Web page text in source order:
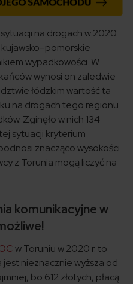
na drogach w 2020
wypadkowości. W
wynosi on zaledwie
łódzkim wartość ta
na drogach tego regionu
Zginęło w nich 134
sytuacji kryterium
znacząco wysokości
z Torunia mogą liczyć na
komunikacyjne w
w Toruniu w 2020 r. to
jest nieznacznie wyższa od
bo 612 złotych, płacą